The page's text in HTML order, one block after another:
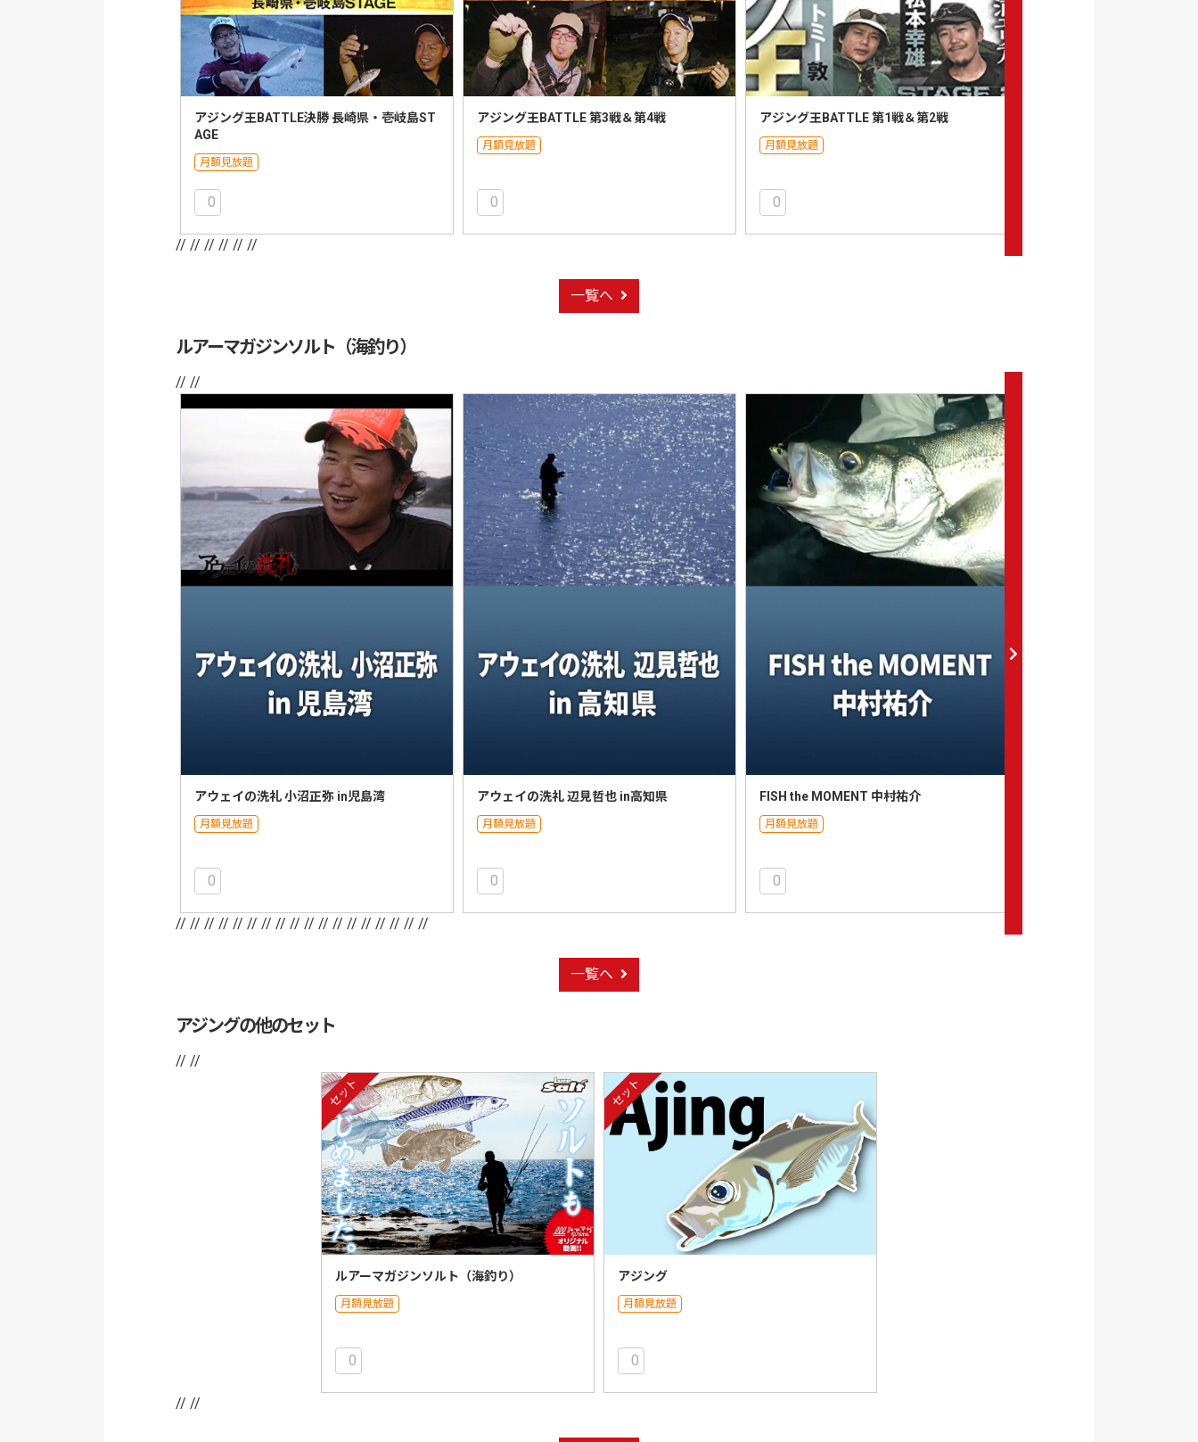
アジング王BATTLE決勝 長崎県・壱岐島ST
AGE
月額見放題
0
アジング王BATTLE 第3戦＆第4戦
月額見放題
0
アジング王BATTLE 第1戦＆第2戦
月額見放題
0
// // // // // //
一覧へ
ルアーマガジンソルト（海釣り）
// //
アウェイの洗礼 小沼正弥 in児島湾
月額見放題
0
アウェイの洗礼 辺見哲也 in高知県
月額見放題
0
FISH the MOMENT 中村祐介
月額見放題
0
// // // // // // // // // // // // // // // // // //
一覧へ
アジングの他のセット
// //
セット
ルアーマガジンソルト（海釣り）
月額見放題
0
セット
アジング
月額見放題
0
// //